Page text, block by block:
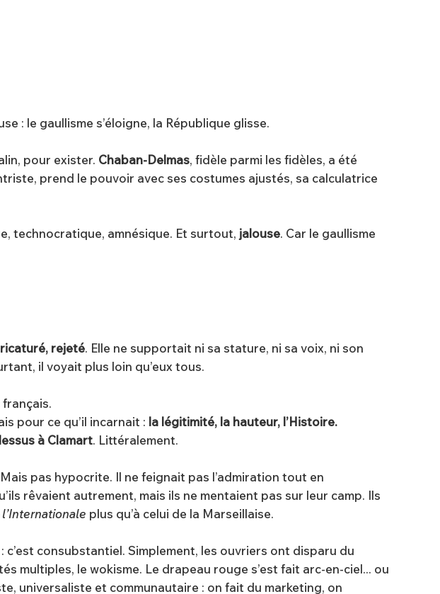
: le gaullisme s’éloigne, la République glisse.
pour exister. Chaban-Delmas, fidèle parmi les fidèles, a été
prend le pouvoir avec ses costumes ajustés, sa calculatrice
technocratique, amnésique. Et surtout, jalouse. Car le gaullisme
rejeté. Elle ne supportait ni sa stature, ni sa voix, ni son
il voyait plus loin qu’eux tous.
pour ce qu’il incarnait : la légitimité, la hauteur, l’Histoire.
à Clamart. Littéralement.
pas hypocrite. Il ne feignait pas l’admiration tout en
rêvaient autrement, mais ils ne mentaient pas sur leur camp. Ils
l’Internationale plus qu’à celui de la Marseillaise.
consubstantiel. Simplement, les ouvriers ont disparu du
multiples, le wokisme. Le drapeau rouge s’est fait arc-en-ciel... ou
universaliste et communautaire : on fait du marketing, on